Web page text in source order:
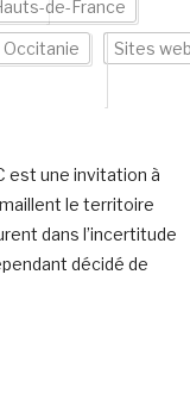
de-France
Occitanie Sites
est une invitation à
le territoire
dans l’incertitude
décidé de